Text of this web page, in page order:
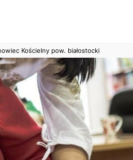
Kościelny pow. białostocki